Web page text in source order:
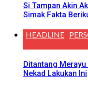
Si Tampan Akin
Simak Fakta
HEADLINE
Ditantang
Nekad Lakukan Ini